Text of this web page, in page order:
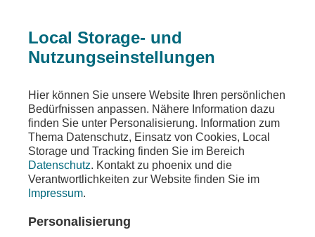
Local Storage- und
Nutzungseinstellungen
Hier können Sie unsere Website Ihren persönlichen
Bedürfnissen anpassen. Nähere Information dazu
finden Sie unter Personalisierung. Information zum
Thema Datenschutz, Einsatz von Cookies, Local
Storage und Tracking finden Sie im Bereich
Datenschutz. Kontakt zu phoenix und die
Verantwortlichkeiten zur Website finden Sie im
Impressum.
Personalisierung